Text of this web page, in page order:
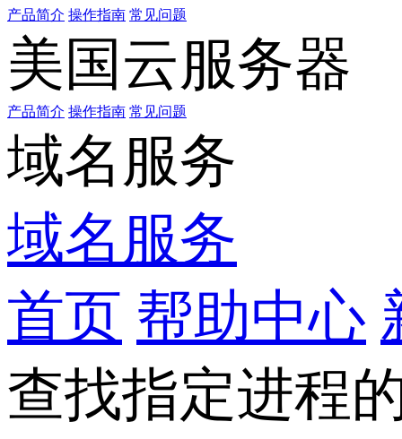
产品简介 操作指南 常见问题
美国云服务器
产品简介 操作指南 常见问题
域名服务
域名服务
首页 帮助中心
查找指定进程